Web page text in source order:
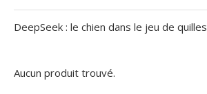
DeepSeek : le chien dans le jeu de quilles
Aucun produit trouvé.